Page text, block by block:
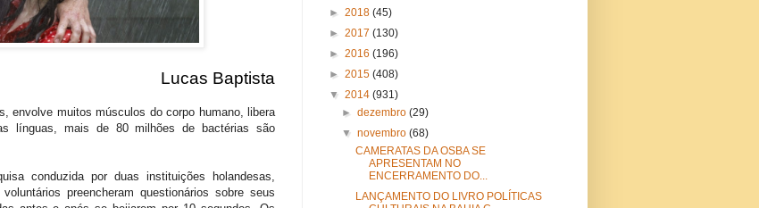
Lucas Baptista
envolve muitos músculos do corpo humano, libera
línguas, mais de 80 milhões de bactérias são
conduzida por duas instituições holandesas,
preencheram questionários sobre seus
► 2018 (45)
► 2017 (130)
► 2016 (196)
► 2015 (408)
▼ 2014 (931)
►dezembro(29)
▼novembro(68)
CAMERATAS DA OSBA SE
APRESENTAM NO
ENCERRAMENTO DO...
LANÇAMENTO DO LIVRO POLÍTICAS